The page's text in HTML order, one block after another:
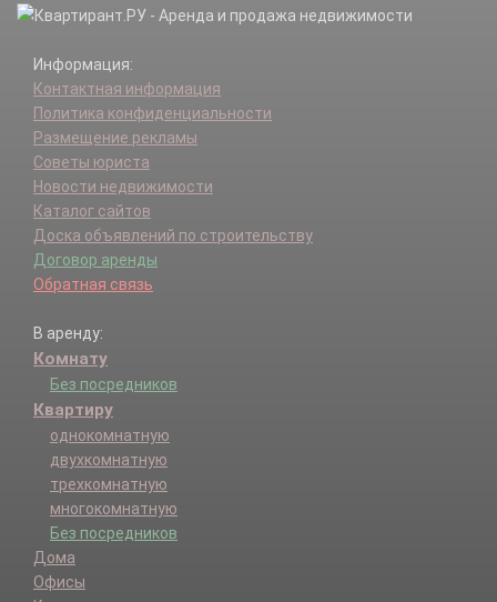
Информация:
Контактная информация
Политика конфиденциальности
Размещение рекламы
Советы юриста
Новости недвижимости
Каталог сайтов
Доска объявлений по строительству
Договор аренды
Обратная связь
В аренду:
Комнату
Без посредников
Квартиру
однокомнатную
двухкомнатную
трехкомнатную
многокомнатную
Без посредников
Дома
Офисы